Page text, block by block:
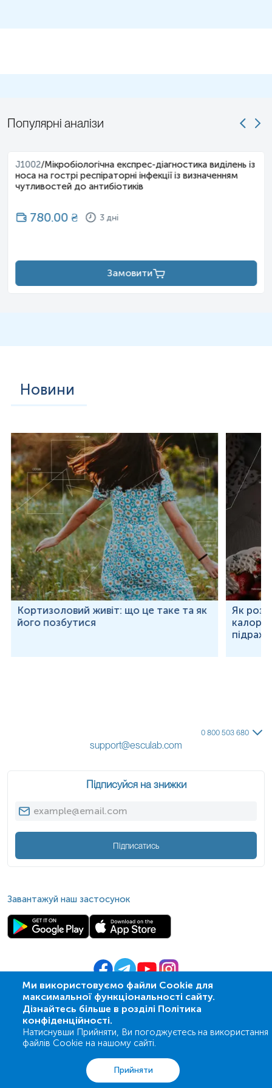
Популярні аналізи
J1002/Мікробіологічна експрес-діагностика виділень із
носа на гострі респіраторні інфекції із визначенням
чутливостей до антибіотиків
780.00₴ 3 дні
Замовити
Новини
Кортизоловий живіт: що це таке та як
його позбутися
Як
Ми використовуємо файли Cookie для
максимальної функціональності сайту.
Дізнайтесь більше в розділі Політика
конфіденційності.
Натиснувши Прийняти, Ви погоджуєтесь на використання
файлів Cookie на нашому сайті.
Прийняти
0 800 503 680
support@esculab.com
Підписуйся на знижки
Підписатись
Завантажуй наш застосунок
© 2009- 2026 | ПСМЛ «Ескулаб»
Акції Адреси Кошик